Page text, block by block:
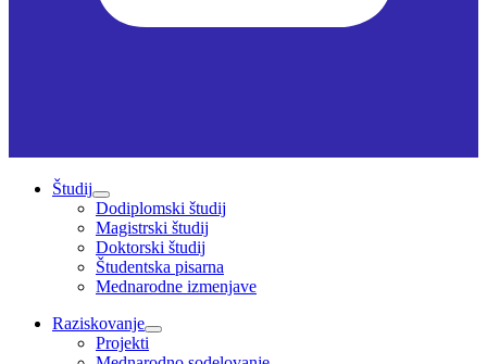
Študij
Dodiplomski študij
Magistrski študij
Doktorski študij
Študentska pisarna
Mednarodne izmenjave
Raziskovanje
Projekti